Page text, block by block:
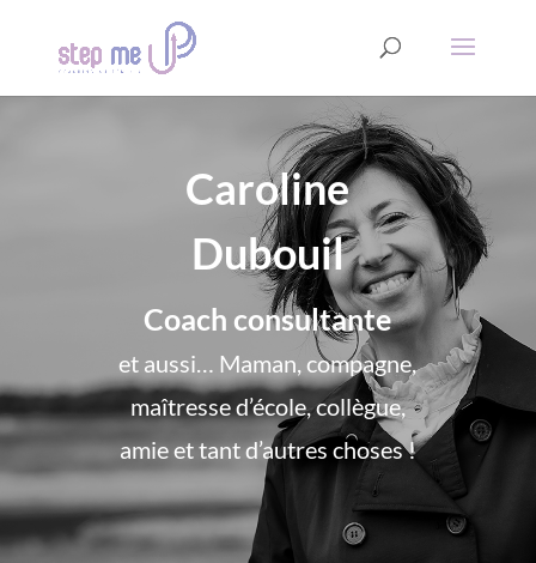
Caroline
Dubouil
Coach consultante
et aussi… Maman, compagne,
maîtresse d’école, collègue,
amie et tant d’autres choses !